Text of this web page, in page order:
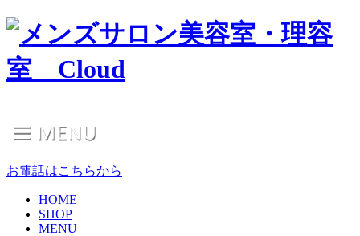
お電話はこちらから
HOME
SHOP
MENU